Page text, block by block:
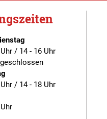
/ 14 - 16 Uhr
geschlossen
/ 14 - 18 Uhr